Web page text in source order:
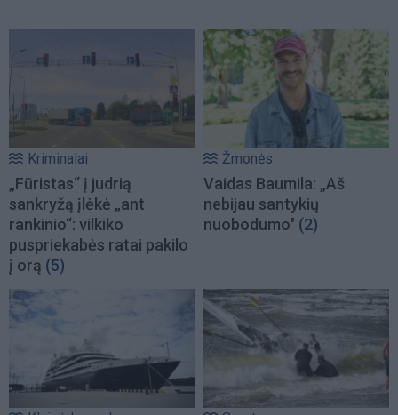
Kriminalai
„Fūristas“ į judrią
sankryžą įlėkė „ant
rankinio“: vilkiko
puspriekabės ratai pakilo
į orą (5)
Žmonės
Vaidas Baumila: „Aš
nebijau santykių
nuobodumo" (2)